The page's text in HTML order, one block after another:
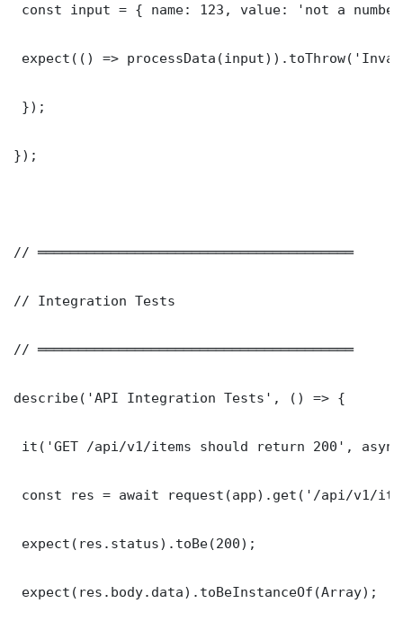
const input = { name: 123, value: 'not a
expect(() =>
});
});
// ═══════════════════════════════════════
// Integration Tests
// ═══════════════════════════════════════
describe('API Integration Tests', () => {
it('GET /api/v1/items should return 200',
const res = await request(app).get('/api/v1/
expect(res.status).toBe(200);
expect(res.body.data).toBeInstanceOf(Array);